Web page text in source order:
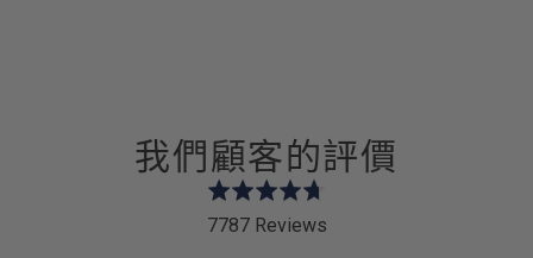
我們顧客的評價
Rated
4.7
7787 Reviews